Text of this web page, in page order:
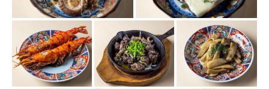
閉じる